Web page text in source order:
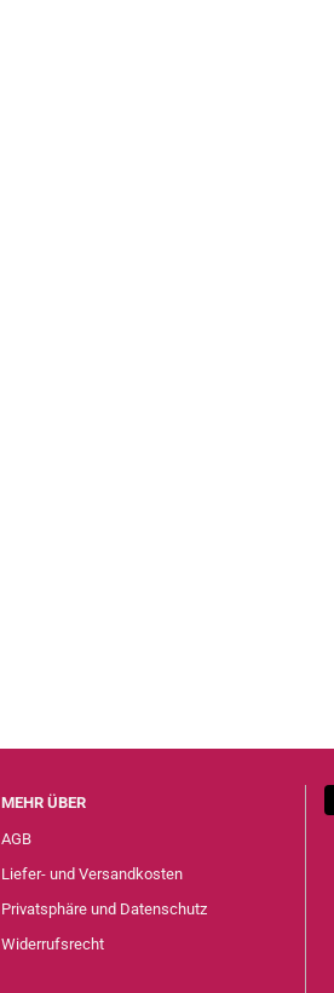
MEHR ÜBER
AGB
Liefer- und Versandkosten
Privatsphäre und Datenschutz
Widerrufsrecht